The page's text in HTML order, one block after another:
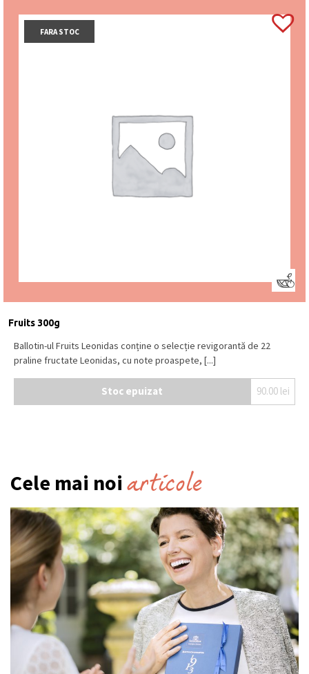
FARA STOC
Fruits 300g
Ballotin-ul Fruits Leonidas conține o selecție revigorantă de 22
praline fructate Leonidas, cu note proaspete, [...]
Stoc epuizat 90.00 lei
Cele mai noi articole